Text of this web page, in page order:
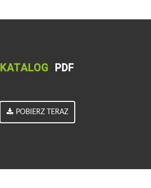
KATALOG PDF
POBIERZ TERAZ